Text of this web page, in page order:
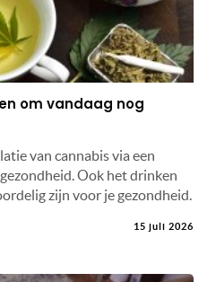
om vandaag nog
van cannabis via een
Ook het drinken
zijn voor je gezondheid.
15 juli 2026